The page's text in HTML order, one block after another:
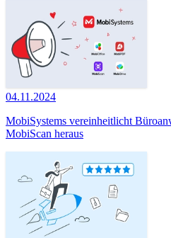
04.11.2024
MobiSystems vereinheitlicht
MobiScan heraus